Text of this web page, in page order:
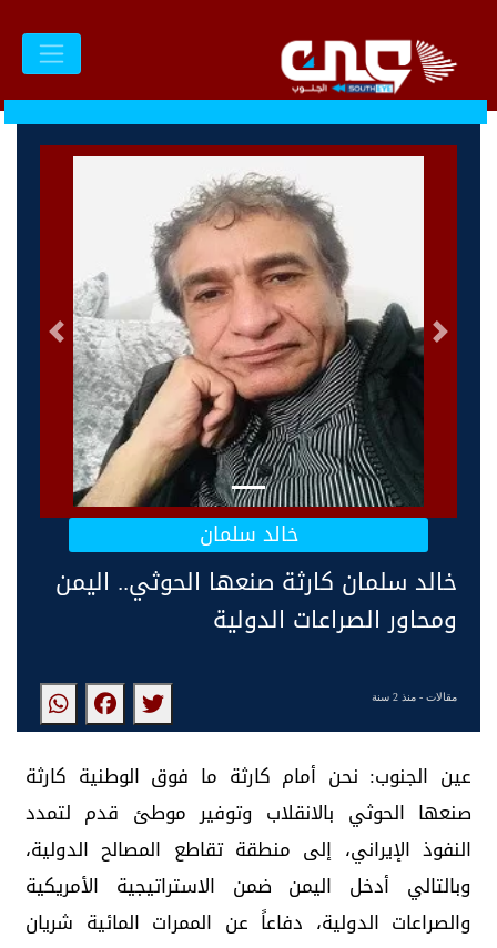
التالى السابق
خالد سلمان
خالد سلمان كارثة صنعها الحوثي.. اليمن
ومحاور الصراعات الدولية
مقالات- منذ 2 سنة
عين الجنوب: نحن أمام كارثة ما فوق الوطنية كارثة
صنعها الحوثي بالانقلاب وتوفير موطئ قدم لتمدد
النفوذ الإيراني، إلى منطقة تقاطع المصالح الدولية،
وبالتالي أدخل اليمن ضمن الاستراتيجية الأمريكية
والصراعات الدولية، دفاعاً عن الممرات المائية شريان